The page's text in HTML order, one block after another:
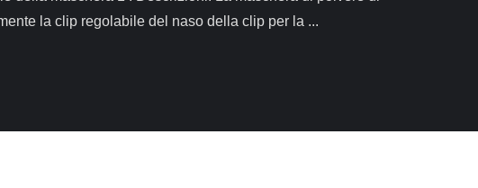
la clip regolabile del naso della clip per la ...